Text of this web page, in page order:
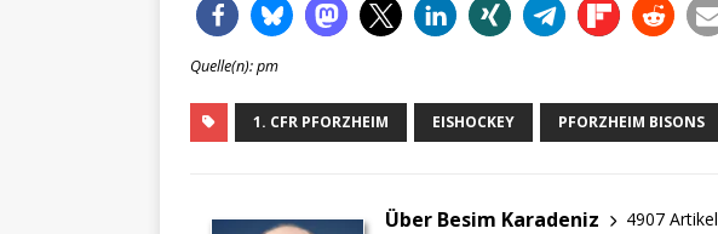
Quelle(n): pm
1. CFR PFORZHEIM EISHOCKEY PFORZHEIM BISONS
Über Besim Karadeniz
4907 Artikel